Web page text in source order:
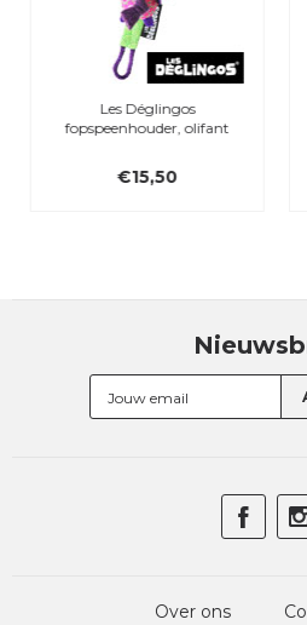
Les Déglingos
fopspeenhouder, olifant
€15,50
Over ons